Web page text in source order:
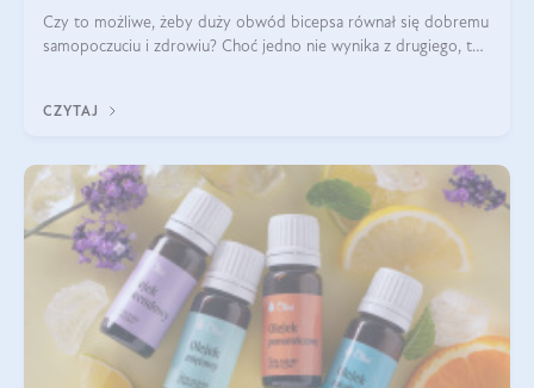
Czy to możliwe, żeby duży obwód bicepsa równał się dobremu
samopoczuciu i zdrowiu? Choć jedno nie wynika z drugiego, to
wyjaśnimy.
CZYTAJ